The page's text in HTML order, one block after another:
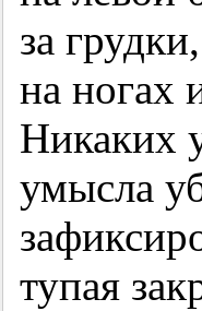
за
на ногах
Никаких
умысла
тупая